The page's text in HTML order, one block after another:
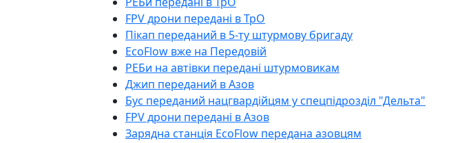
FPV дрони передані в ТрО
Пікап переданий в 5-ту штурмову бригаду
EcoFlow вже на Передовій
РЕБи на автівки передані штурмовикам
Джип переданий в Азов
Бус переданий нацгвардійцям у спецпідрозділ "Дельта"
FPV дрони передані в Азов
Зарядна станція EcoFlow передана азовцям